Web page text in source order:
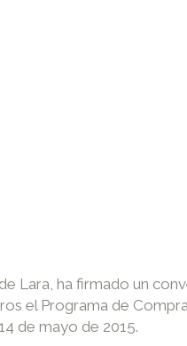
Lara, ha firmado un
el Programa de
de mayo de 2015.